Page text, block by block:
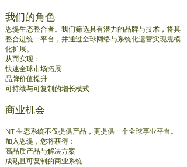
我们的角色
恩缇生态整合者。 我们筛选具有潜力的品牌与技术，将其
整合进统一平台，并通过全球网络与系统化运营实现规模
化扩展。
从而实现：
快速全球市场拓展
品牌价值提升
可持续与可复制的增长模式
商业机会
NT 生态系统不仅提供产品，更提供一个全球事业平台。
加入恩缇，您将获得：
高品质产品与解决方案
成熟且可复制的商业系统